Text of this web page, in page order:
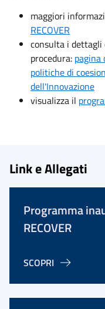
maggiori
RECOVER
consulta i
procedura: pagina
politiche di
dell'Innovazione
visualizza il
Link e Allegati
Programma
RECOVER
SCOPRI